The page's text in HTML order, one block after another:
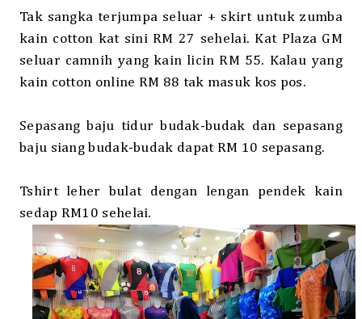
Tak sangka terjumpa seluar + skirt untuk zumba
kain cotton kat sini RM 27 sehelai. Kat Plaza GM
seluar camnih yang kain licin RM 55. Kalau yang
kain cotton online RM 88 tak masuk kos pos.
Sepasang baju tidur budak-budak dan sepasang
baju siang budak-budak dapat RM 10 sepasang.
Tshirt leher bulat dengan lengan pendek kain
sedap RM10 sehelai.